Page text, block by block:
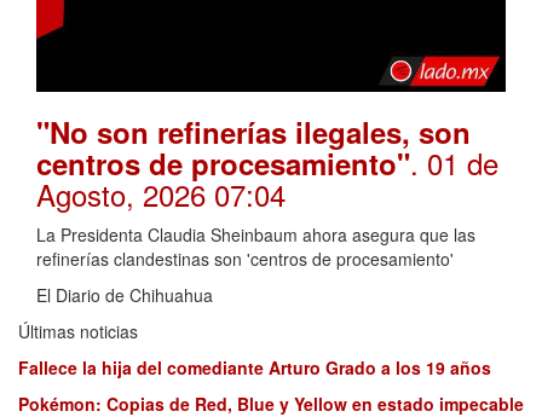
"No son refinerías ilegales, son
centros de procesamiento". 01 de
Agosto, 2026 07:04
La Presidenta Claudia Sheinbaum ahora asegura que las
refinerías clandestinas son 'centros de procesamiento'
El Diario de Chihuahua
Últimas noticias
Fallece la hija del comediante Arturo Grado a los 19 años
Pokémon: Copias de Red, Blue y Yellow en estado impecable